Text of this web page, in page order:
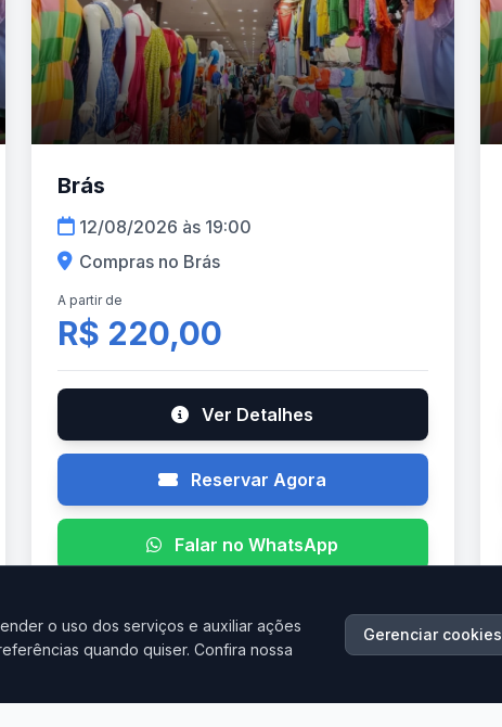
Brás
12/08/2026 às 19:00
Compras no Brás
A partir de
R$ 220,00
Ver Detalhes
Reservar Agora
Falar no WhatsApp
AGO
o uso dos serviços e auxiliar ações
quando quiser. Confira nossa
Gerenciar cookies